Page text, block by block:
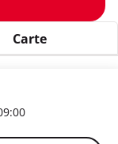
Carte